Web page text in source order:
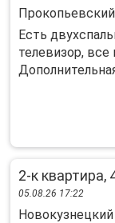
Прокопьевский
Есть
телевизор,
2-к квартира,
05.08.26 17:22
Новокузнецкий